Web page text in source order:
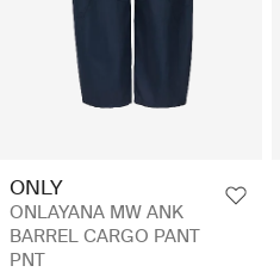
ONLY
ONLAYANA MW ANK
BARREL CARGO PANT
PNT